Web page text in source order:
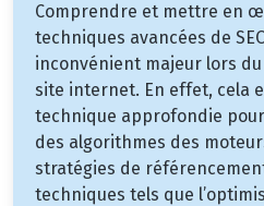
Comprendre et mettre en
techniques avancées de
inconvénient majeur lors
site internet. En effet, cela
technique approfondie
des algorithmes des
stratégies de
techniques tels que